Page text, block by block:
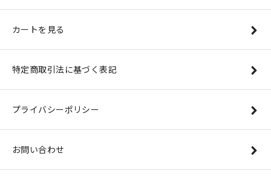
カートを見る
特定商取引法に基づく表記
プライバシーポリシー
お問い合わせ